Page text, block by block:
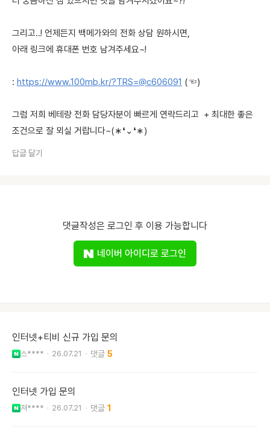
그리고..! 언제든지 백메가와의 전화 상담 원하시면,
아래 링크에 휴대폰 번호 남겨주세요~!
: https://www.100mb.kr/?TRS=@c606091 (☜)
그럼 저희 베테랑 전화 담당자분이 빠르게 연락드리고 + 최대한 좋은
조건으로 잘 뫼실 거랍니다~(∗❛⌄❛∗)
답글 달기
댓글작성은 로그인 후 이용 가능합니다
네이버 아이디로 로그인
인터넷+티비 신규 가입 문의
스**** 26.07.21 5
인터넷 가입 문의
져**** 26.07.21 1